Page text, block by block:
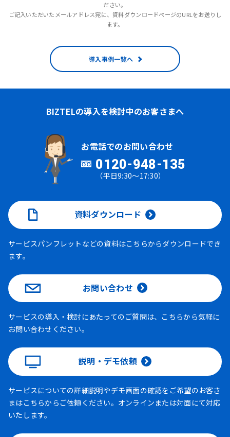
ださい。
ご記入いただいたメールアドレス宛に、資料ダウンロードページのURLをお送りし
ます。
導入事例一覧へ
BIZTELの導入を検討中のお客さまへ
お電話でのお問い合わせ
0120-948-135
（平日9:30～17:30）
資料ダウンロード
サービスパンフレットなどの資料はこちらからダウンロードでき
ます。
お問い合わせ
サービスの導入・検討にあたってのご質問は、こちらから気軽に
お問い合わせください。
説明・デモ依頼
サービスについての詳細説明やデモ画面の確認をご希望のお客さ
まはこちらからご依頼ください。オンラインまたは対面にて対応
いたします。